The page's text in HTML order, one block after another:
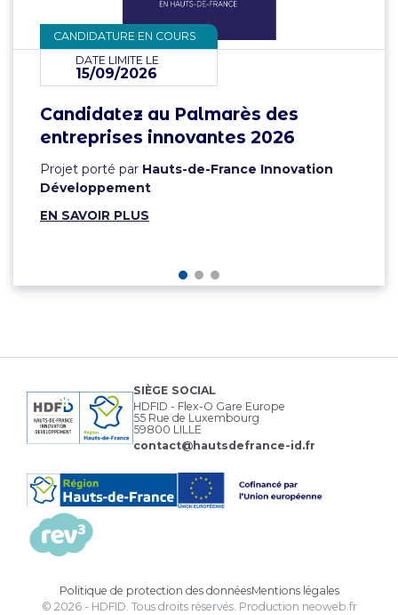
Candidatez au Palmarès des
entreprises innovantes 2026
CANDIDATURE EN COURS
DATE LIMITE LE
15/09/2026
Projet porté par Hauts-de-France Innovation
Développement
EN SAVOIR PLUS
SIÈGE SOCIAL
HDFID - Flex-O Gare Europe
55 Rue de Luxembourg
59800 LILLE
contact@hautsdefrance-id.fr
Politique de protection des donnéesMentions légales
© 2026 - HDFID. Tous droits réservés. Production neoweb.fr